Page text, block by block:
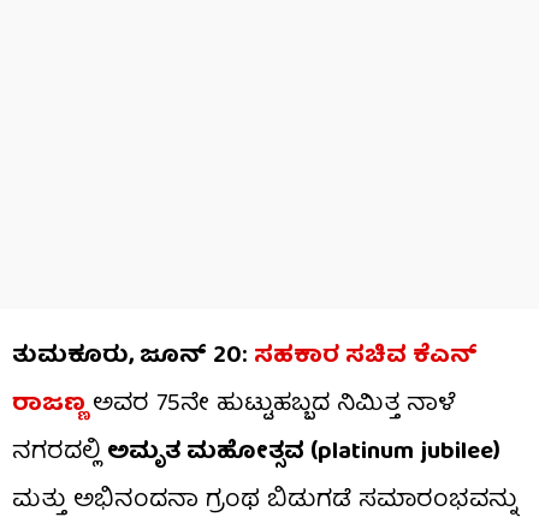
ತುಮಕೂರು, ಜೂನ್ 20: ಸಹಕಾರ ಸಚಿವ ಕೆಎನ್
ರಾಜಣ್ಣಅವರ 75ನೇ ಹುಟ್ಟುಹಬ್ಬದ ನಿಮಿತ್ತ ನಾಳೆ
ನಗರದಲ್ಲಿಅಮೃತ ಮಹೋತ್ಸವ (platinum jubilee)
ಮತ್ತು ಅಭಿನಂದನಾ ಗ್ರಂಥ ಬಿಡುಗಡೆ ಸಮಾರಂಭವನ್ನು